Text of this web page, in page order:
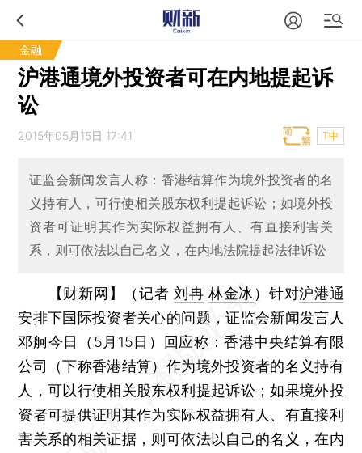
金融
沪港通境外投资者可在内地提起诉
讼
2015年05月15日 17:41 T中
证监会新闻发言人称：香港结算作为境外投资者的名
义持有人，可行使相关股东权利提起诉讼；如境外投
资者可证明其作为实际权益拥有人、有直接利害关
系，则可依法以自己名义，在内地法院提起法律诉讼
【财新网】（记者刘冉 林金冰 ） 针对沪港通
安排下国际投资者关心的问题，证监会新闻发言人
邓舸今日（5月15日）回应称：香港中央结算有限
公司（下称香港结算）作为境外投资者的名义持有
人，可以行使相关股东权利提起诉讼；如果境外投
资者可提供证明其作为实际权益拥有人、有直接利
害关系的相关证据，则可依法以自己的名义，在内